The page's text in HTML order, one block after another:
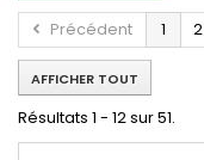
Précédent 1 2
AFFICHER TOUT
Résultats 1 - 12 sur 51.